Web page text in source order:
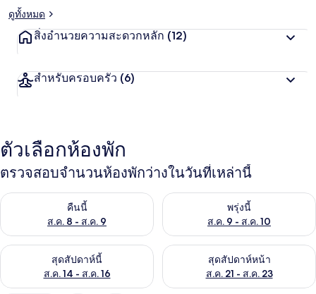
ดูทั้งหมด
สิ่งอำนวยความสะดวกหลัก (12)
สำหรับครอบครัว (6)
ตัวเลือกห้องพัก
ตรวจสอบจำนวนห้องพักว่างในวันที่เหล่านี้
คืนนี้
ส.ค. 8 - ส.ค. 9
ตรวจสอบจำนวนห้องพักว่างในคืนนี้ ส.ค. 8 - ส.ค. 9พรุ่งนี้
ส.ค. 9 - ส.ค. 10
ตรวจสอบจำนวนห้องพักว่างใน
สุดสัปดาห์นี้
ส.ค. 14 - ส.ค. 16
ตรวจสอบจำนวนห้องพักว่างในสุดสัปดาห์นี้ ส.ค. 14 - ส.ค. 16
สุดสัปดาห์หน้า
ส.ค. 21 - ส.ค. 23
ตรวจสอบจำนวนห้องพักว่างใน